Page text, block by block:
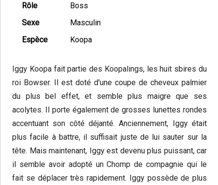
Rôle
Boss
Sexe
Masculin
Espèce
Koopa
Iggy Koopa fait partie des Koopalings, les huit sbires du
roi Bowser. Il est doté d'une coupe de cheveux palmier
du plus bel effet, et semble plus maigre que ses
acolytes. Il porte également de grosses lunettes rondes
accentuant son côté déjanté. Anciennement, Iggy était
plus facile à battre, il suffisait juste de lui sauter sur la
tête. Mais maintenant, Iggy est devenu plus puissant, car
il semble avoir adopté un Chomp de compagnie qui le
fait se déplacer très rapidement. Iggy possède de plus